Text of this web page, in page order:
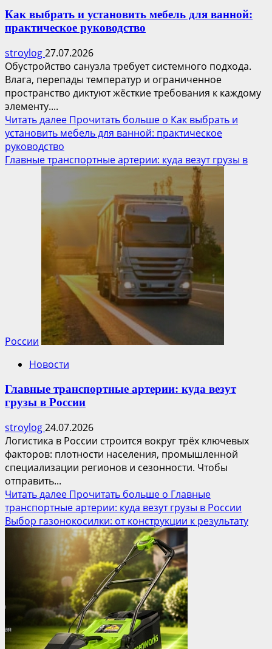
Как выбрать и установить мебель для ванной:
практическое руководство
stroylog27.07.2026
Обустройство санузла требует системного подхода.
Влага, перепады температур и ограниченное
пространство диктуют жёсткие требования к каждому
элементу....
Читать далее Прочитать больше о Как выбрать и
установить мебель для ванной: практическое
руководство
Главные транспортные артерии: куда везут грузы в
России
Новости
Главные транспортные артерии: куда везут
грузы в России
stroylog24.07.2026
Логистика в России строится вокруг трёх ключевых
факторов: плотности населения, промышленной
специализации регионов и сезонности. Чтобы
отправить...
Читать далее Прочитать больше о Главные
транспортные артерии: куда везут грузы в России
Выбор газонокосилки: от конструкции к результату